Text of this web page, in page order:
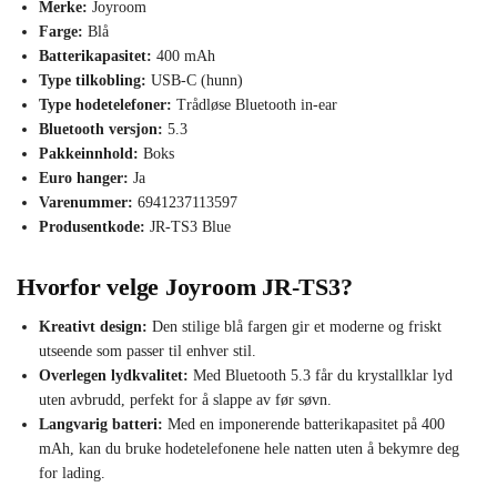
Merke: Joyroom
Farge: Blå
Batterikapasitet: 400 mAh
Type tilkobling: USB-C (hunn)
Type hodetelefoner: Trådløse Bluetooth in-ear
Bluetooth versjon: 5.3
Pakkeinnhold: Boks
Euro hanger: Ja
Varenummer: 6941237113597
Produsentkode: JR-TS3 Blue
Hvorfor velge Joyroom JR-TS3?
Kreativt design: Den stilige blå fargen gir et moderne og friskt
utseende som passer til enhver stil.
Overlegen lydkvalitet: Med Bluetooth 5.3 får du krystallklar lyd
uten avbrudd, perfekt for å slappe av før søvn.
Langvarig batteri: Med en imponerende batterikapasitet på 400
mAh, kan du bruke hodetelefonene hele natten uten å bekymre deg
for lading.